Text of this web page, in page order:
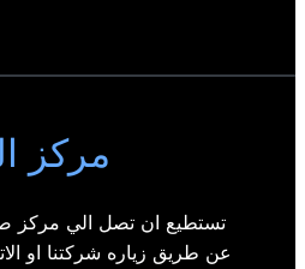
مركز
تستطيع ان تصل الي مركز
عن طريق زياره شركتنا او